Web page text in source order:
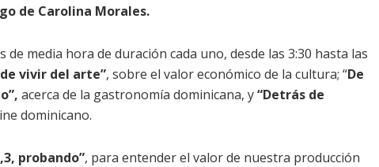
de Carolina Morales.
media hora de duración cada uno, desde las 3:30 hasta las
vivir del arte”, sobre el valor económico de la cultura; “De
acerca de la gastronomía dominicana, y“Detrás de
dominicano.
probando”, para entender el valor de nuestra producción